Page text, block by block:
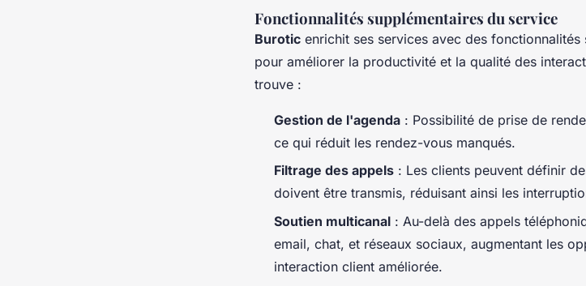
Fonctionnalités supplémentaires du service
Burotic enrichit ses services avec des
pour améliorer la productivité et la qualité des
trouve :
Gestion de l'agenda : Possibilité de prise de
ce qui réduit les rendez-vous manqués.
Filtrage des appels : Les clients peuvent définir
doivent être transmis, réduisant ainsi les
Soutien multicanal : Au-delà des appels
email, chat, et réseaux sociaux, augmentant les
interaction client améliorée.